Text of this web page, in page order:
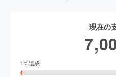
現在の
1%達成